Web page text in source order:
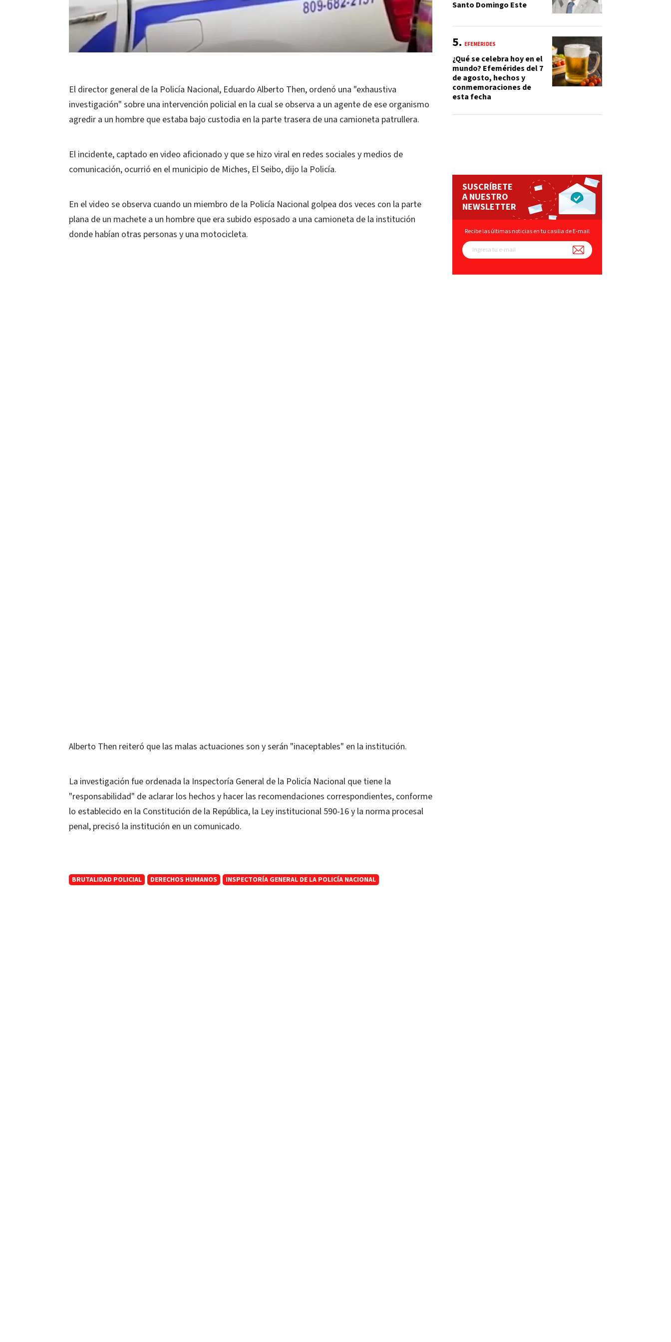
El director general de la Policía Nacional, Eduardo Alberto Then, ordenó una "exhaustiva
investigación" sobre una intervención policial en la cual se observa a un agente de ese organismo
agredir a un hombre que estaba bajo custodia en la parte trasera de una camioneta patrullera.
El incidente, captado en video aficionado y que se hizo viral en redes sociales y medios de
comunicación, ocurrió en el municipio de Miches, El Seibo, dijo la Policía.
En el video se observa cuando un miembro de la Policía Nacional golpea dos veces con la parte
plana de un machete a un hombre que era subido esposado a una camioneta de la institución
donde habían otras personas y una motocicleta.
Alberto Then reiteró que las malas actuaciones son y serán "inaceptables" en la institución.
La investigación fue ordenada la Inspectoría General de la Policía Nacional que tiene la
"responsabilidad" de aclarar los hechos y hacer las recomendaciones correspondientes, conforme
lo establecido en la Constitución de la República, la Ley institucional 590-16 y la norma procesal
penal, precisó la institución en un comunicado.
BRUTALIDAD POLICIAL DERECHOS HUMANOS INSPECTORÍA GENERAL DE LA POLICÍA NACIONAL
Santo Domingo Este
EFEMÉRIDES
¿Qué se celebra hoy en el
mundo? Efemérides del 7
de agosto, hechos y
conmemoraciones de
esta fecha
SUSCRÍBETE
A NUESTRO
NEWSLETTER
Recibe las últimas noticias en tu casilla de E-mail